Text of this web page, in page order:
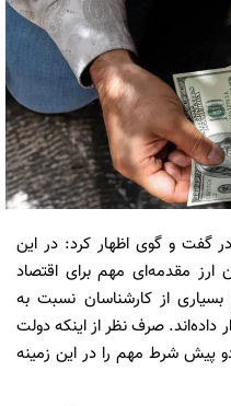
گفت و گوی اظهار کرد: در این
مقدمه‌ای مهم برای اقتصاد
از کارشناسان نسبت به
صرف نظر از اینکه دولت
دو پیش شرط مهم را در این زمینه